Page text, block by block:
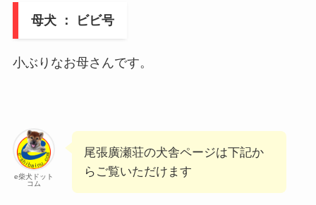
母犬 ： ビビ号
小ぶりなお母さんです。
e柴犬ドット
コム
尾張廣瀬荘の犬舎ページは下記か
らご覧いただけます